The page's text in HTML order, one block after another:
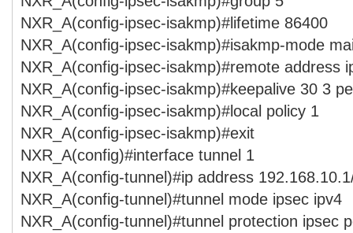
NXR_A(config-ipsec-isakmp)#lifetime 86400
NXR_A(config-ipsec-isakmp)#isakmp-mode
NXR_A(config-ipsec-isakmp)#remote address
NXR_A(config-ipsec-isakmp)#keepalive 30 3
NXR_A(config-ipsec-isakmp)#local policy 1
NXR_A(config-ipsec-isakmp)#exit
NXR_A(config)#interface tunnel 1
NXR_A(config-tunnel)#ip address
NXR_A(config-tunnel)#tunnel mode ipsec ipv4
NXR_A(config-tunnel)#tunnel protection ipsec